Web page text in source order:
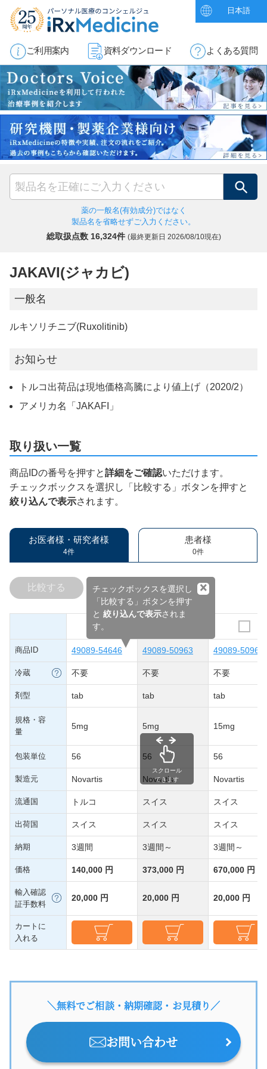
日本語
ご利用案内 資料ダウンロード よくある質問
検索
薬の一般名(有効成分)ではなく
製品名を省略せずご入力ください。
総取扱点数 16,324件 (最終更新日 2026/08/10現在)
JAKAVI(ジャカビ)
一般名
ルキソリチニブ(Ruxolitinib)
お知らせ
トルコ出荷品は現地価格高騰により値上げ（2020/2）
アメリカ名「JAKAFI」
取り扱い一覧
商品IDの番号を押すと詳細をご確認いただけます。
チェックボックスを選択し「比較する」ボタンを押すと
絞り込んで表示されます。
お医者様・研究者様
4件
患者様
0件
チェックボックスを選択し
「比較する」ボタンを押す
と 絞り込んで表示されま
す。
×
比較する
商品ID 49089-54646 49089-50963 49089-50964
冷蔵 不要 不要 不要
剤型 tab tab tab
規格・容
量
5mg 5mg 15mg
包装単位 56 56 56
製造元 Novartis Novartis Novartis
流通国 トルコ スイス スイス
出荷国 スイス スイス スイス
納期 3週間 3週間～ 3週間～
価格 140,000 円 373,000 円 670,000 円
輸入確認
証手数料
20,000 円 20,000 円 20,000 円
カートに
入れる
スクロール
できます
＼無料でご相談・納期確認・お見積り／
お問い合わせ